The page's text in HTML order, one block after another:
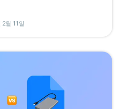
월 11일